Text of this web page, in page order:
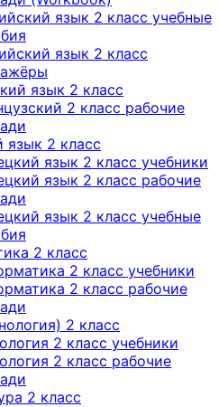
язык 2 класс учебные
язык 2 класс
язык 2 класс
2 класс рабочие
язык 2 класс
язык 2 класс учебники
язык 2 класс рабочие
язык 2 класс учебные
2 класс
2 класс учебники
2 класс рабочие
2 класс
2 класс учебники
2 класс рабочие
2 класс